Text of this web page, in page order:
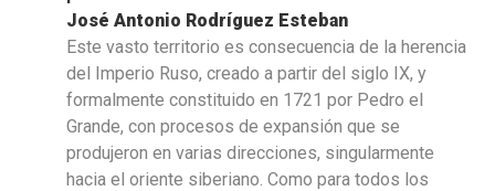
José Antonio Rodríguez Esteban
Este vasto territorio es consecuencia de la herencia
del Imperio Ruso, creado a partir del siglo IX, y
formalmente constituido en 1721 por Pedro el
Grande, con procesos de expansión que se
produjeron en varias direcciones, singularmente
hacia el oriente siberiano. Como para todos los